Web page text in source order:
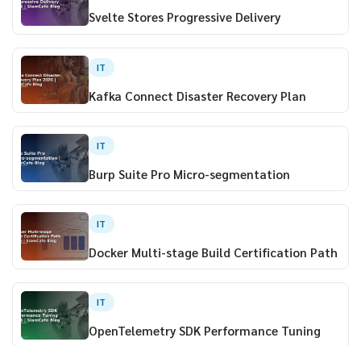
Svelte Stores Progressive Delivery
IT
Kafka Connect Disaster Recovery Plan
IT
Burp Suite Pro Micro-segmentation
IT
Docker Multi-stage Build Certification Path
IT
OpenTelemetry SDK Performance Tuning